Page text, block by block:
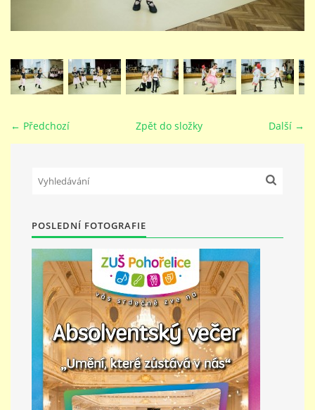
VIDEA - FILMOVÁ TVORBA
DOKUMENTY / KE STAŽENÍ
KURZY
KONTAKTY
PŘÍMĚSTSKÝ TÁBOR
MISS VÝTVARNÝ MODEL
ZAMĚSTNÁNÍ
DOTACE
← Předchozí Další →
Zpět do složky
POSLEDNÍ FOTOGRAFIE